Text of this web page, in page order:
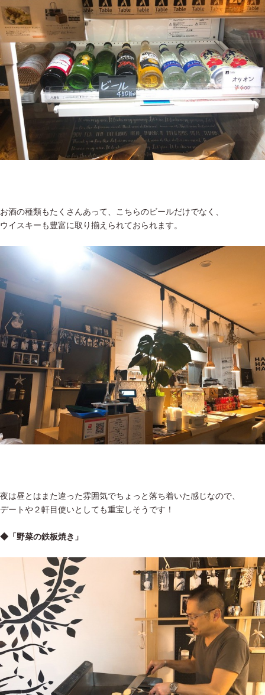
お酒の種類もたくさんあって、こちらのビールだけでなく、
ウイスキーも豊富に取り揃えられておられます。
夜は昼とはまた違った雰囲気でちょっと落ち着いた感じなので、
デートや２軒目使いとしても重宝しそうです！
◆「野菜の鉄板焼き」